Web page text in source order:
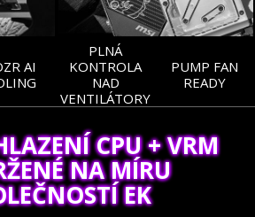
AI
PLNÁ
KONTROLA
NAD
VENTILÁTORY
PUMP FAN
READY
CPU + VRM
NA MÍRU
EK